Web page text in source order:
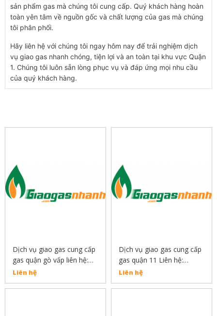
sản phẩm gas mà chúng tôi cung cấp. Quý khách hàng hoàn
toàn yên tâm về nguồn gốc và chất lượng của gas mà chúng
tôi phân phối.
Hãy liên hệ với chúng tôi ngay hôm nay để trải nghiệm dịch
vụ giao gas nhanh chóng, tiện lợi và an toàn tại khu vực Quận
1. Chúng tôi luôn sẵn lòng phục vụ và đáp ứng mọi nhu cầu
của quý khách hàng.
Dịch vụ giao gas cung cấp
gas quận gò vấp liên hệ:
0889132919
Liên hệ
Dịch vụ giao gas cung cấp
gas quận 11 Liên hệ:
0889132919
Liên hệ